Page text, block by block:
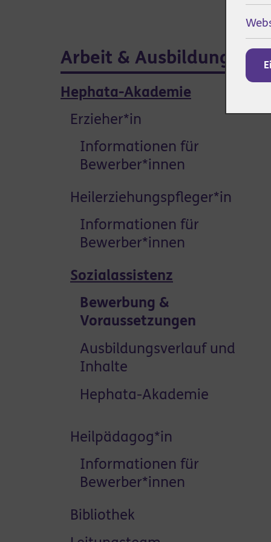
Arbeit & Ausbildung
Hephata-Akademie
Erzieher*in
Informationen für
Bewerber*innen
Heilerziehungspfleger*in
Informationen für
Bewerber*innen
Sozialassistenz
Bewerbung &
Voraussetzungen
Ausbildungsverlauf und
Inhalte
Hephata-Akademie
Heilpädagog*in
Informationen für
Bewerber*innen
Bibliothek